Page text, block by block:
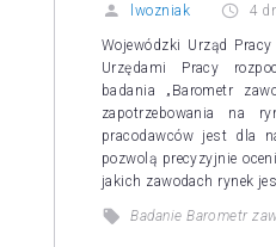
lwozniak 4
Wojewódzki Urząd
Urzędami Pracy
badania „Barometr
zapotrzebowania na
pracodawców jest dla
pozwolą precyzyjnie
jakich zawodach rynek
Badanie Barometr